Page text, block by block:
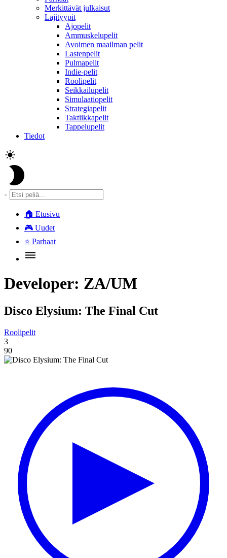
Merkittävät julkaisut
Lajityypit
Ajopelit
Ammuskelupelit
Avoimen maailman pelit
Lastenpelit
Pulmapelit
Indie-pelit
Roolipelit
Seikkailupelit
Simulaatiopelit
Strategiapelit
Taktiikkapelit
Tappelupelit
Tiedot
🏠 Etusivu
🎮 Uudet
⭐ Parhaat
Developer: ZA/UM
Disco Elysium: The Final Cut
Roolipelit
3
90